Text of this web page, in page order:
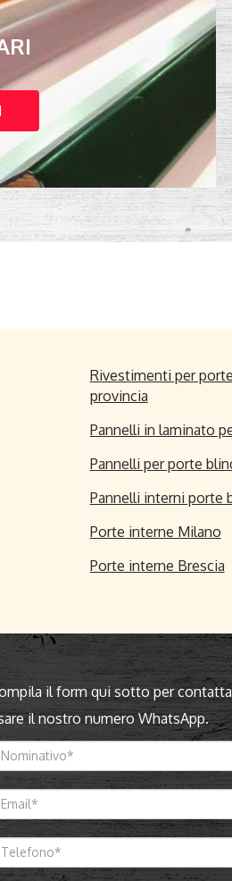
Rivestimenti per
provincia
Pannelli in laminato
Pannelli per porte
Pannelli interni porte
Porte interne Milano
Porte interne Brescia
il form qui sotto per
il nostro numero WhatsApp.